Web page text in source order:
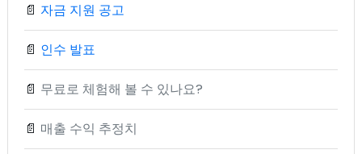
📄 자금 지원 공고
📄 인수 발표
📄 무료로 체험해 볼 수 있나요?
📄 매출 수익 추정치